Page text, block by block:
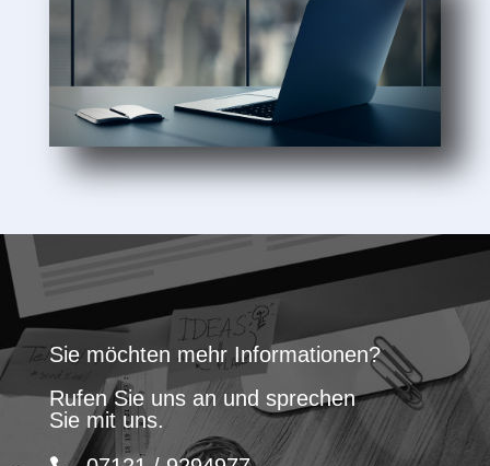
Sie möchten mehr Informationen?
Rufen Sie uns an und sprechen
Sie mit uns.